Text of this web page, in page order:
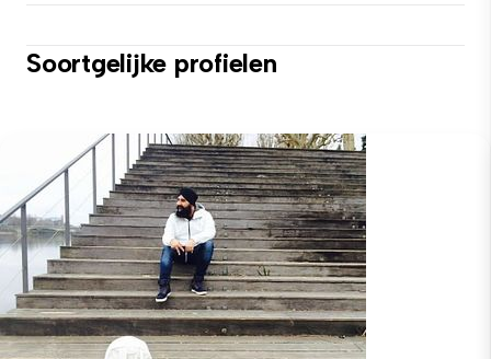
Soortgelijke profielen